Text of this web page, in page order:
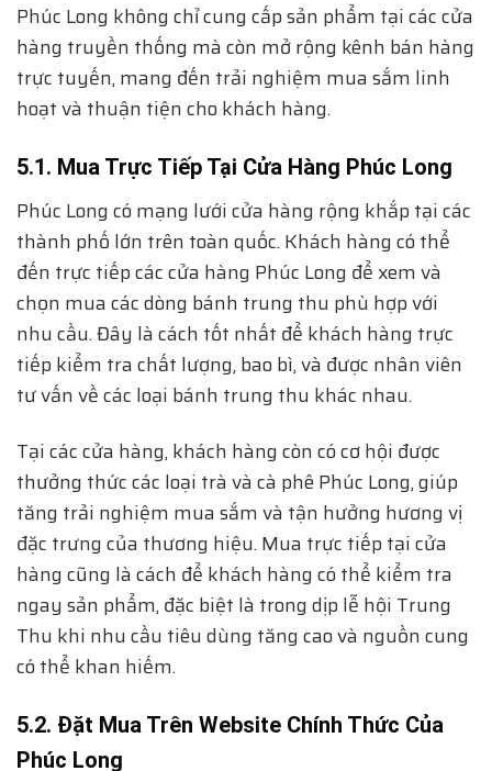
Phúc Long không chỉ cung cấp sản phẩm tại các cửa
hàng truyền thống mà còn mở rộng kênh bán hàng
trực tuyến, mang đến trải nghiệm mua sắm linh
hoạt và thuận tiện cho khách hàng.
5.1. Mua Trực Tiếp Tại Cửa Hàng Phúc Long
Phúc Long có mạng lưới cửa hàng rộng khắp tại các
thành phố lớn trên toàn quốc. Khách hàng có thể
đến trực tiếp các cửa hàng Phúc Long để xem và
chọn mua các dòng bánh trung thu phù hợp với
nhu cầu. Đây là cách tốt nhất để khách hàng trực
tiếp kiểm tra chất lượng, bao bì, và được nhân viên
tư vấn về các loại bánh trung thu khác nhau.
Tại các cửa hàng, khách hàng còn có cơ hội được
thưởng thức các loại trà và cà phê Phúc Long, giúp
tăng trải nghiệm mua sắm và tận hưởng hương vị
đặc trưng của thương hiệu. Mua trực tiếp tại cửa
hàng cũng là cách để khách hàng có thể kiểm tra
ngay sản phẩm, đặc biệt là trong dịp lễ hội Trung
Thu khi nhu cầu tiêu dùng tăng cao và nguồn cung
có thể khan hiếm.
5.2. Đặt Mua Trên Website Chính Thức Của
Phúc Long